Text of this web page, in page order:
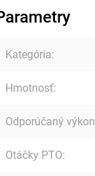
Kategória:
Hmotnosť:
Odporúčaný výkon
Otáčky PTO: